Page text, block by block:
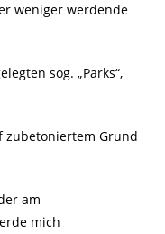
weniger werdende
sog. „Parks“,
Grund
am
mich